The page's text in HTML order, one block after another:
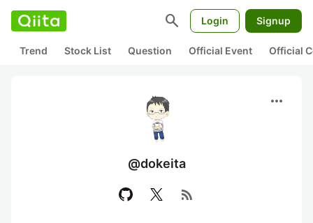
search Login Signup
Trend Stock List Question Official Event Official
more_horiz
@dokeita
rss_feed